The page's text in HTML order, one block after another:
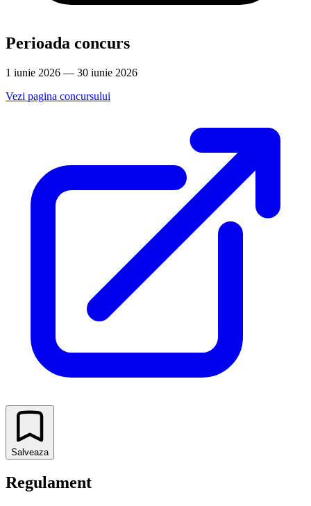
Perioada concurs
1 iunie 2026 — 30 iunie 2026
Vezi pagina concursului
Salveaza
Regulament